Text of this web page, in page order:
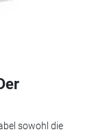
sowohl die